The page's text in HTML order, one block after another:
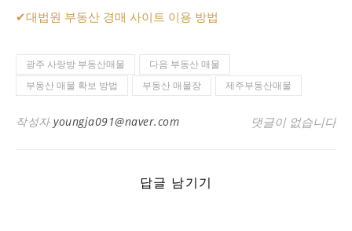
✔대법원 부동산 경매 사이트 이용 방법
광주 사랑방 부동산매물
다음 부동산 매물
부동산 매물 확보 방법
부동산 매물장 제주부동산매물
작성자 youngja091@naver.com 댓글이 없습니다
답글 남기기